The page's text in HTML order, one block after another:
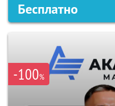
Бесплатно
-100%